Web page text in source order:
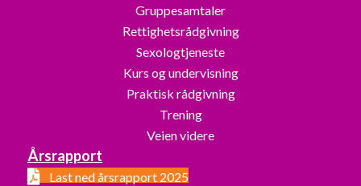
Gruppesamtaler
Rettighetsrådgivning
Sexologtjeneste
Kurs og undervisning
Praktisk rådgivning
Trening
Veien videre
Årsrapport
Last ned årsrapport 2025